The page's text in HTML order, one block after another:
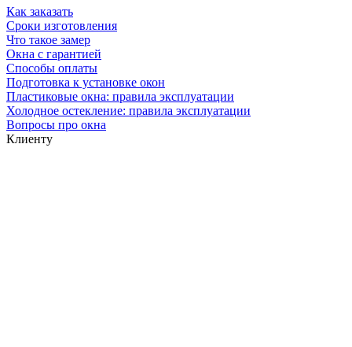
Как заказать
Сроки изготовления
Что такое замер
Окна с гарантией
Способы оплаты
Подготовка к установке окон
Пластиковые окна: правила эксплуатации
Холодное остекление: правила эксплуатации
Вопросы про окна
Клиенту